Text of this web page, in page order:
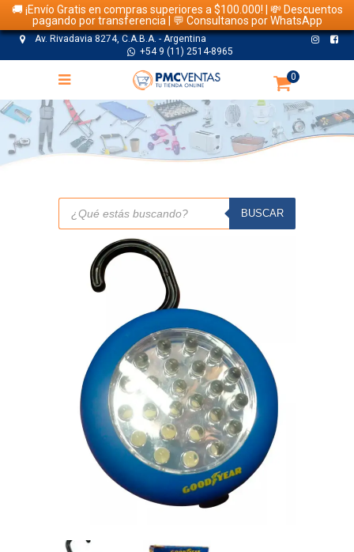
🚚 ¡Envío Gratis en compras superiores a $100.000! | 💸 Descuentos
pagando por transferencia | 💬 Consultanos por WhatsApp
Av. Rivadavia 8274, C.A.B.A. - Argentina
+54 9 (11) 2514-8965
0
TIENDA
Búsqueda
productos
BUSCAR